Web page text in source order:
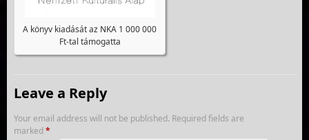
A könyv kiadását az NKA 1 000 000
Ft-tal támogatta
Leave a Reply
Your email address will not be published. Required fields are
marked*